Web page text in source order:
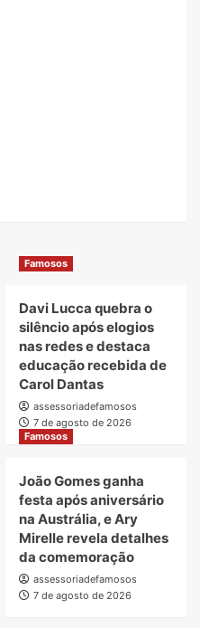
Famosos
Davi Lucca quebra o
silêncio após elogios
nas redes e destaca
educação recebida de
Carol Dantas
assessoriadefamosos
7 de agosto de 2026
Famosos
João Gomes ganha
festa após aniversário
na Austrália, e Ary
Mirelle revela detalhes
da comemoração
assessoriadefamosos
7 de agosto de 2026